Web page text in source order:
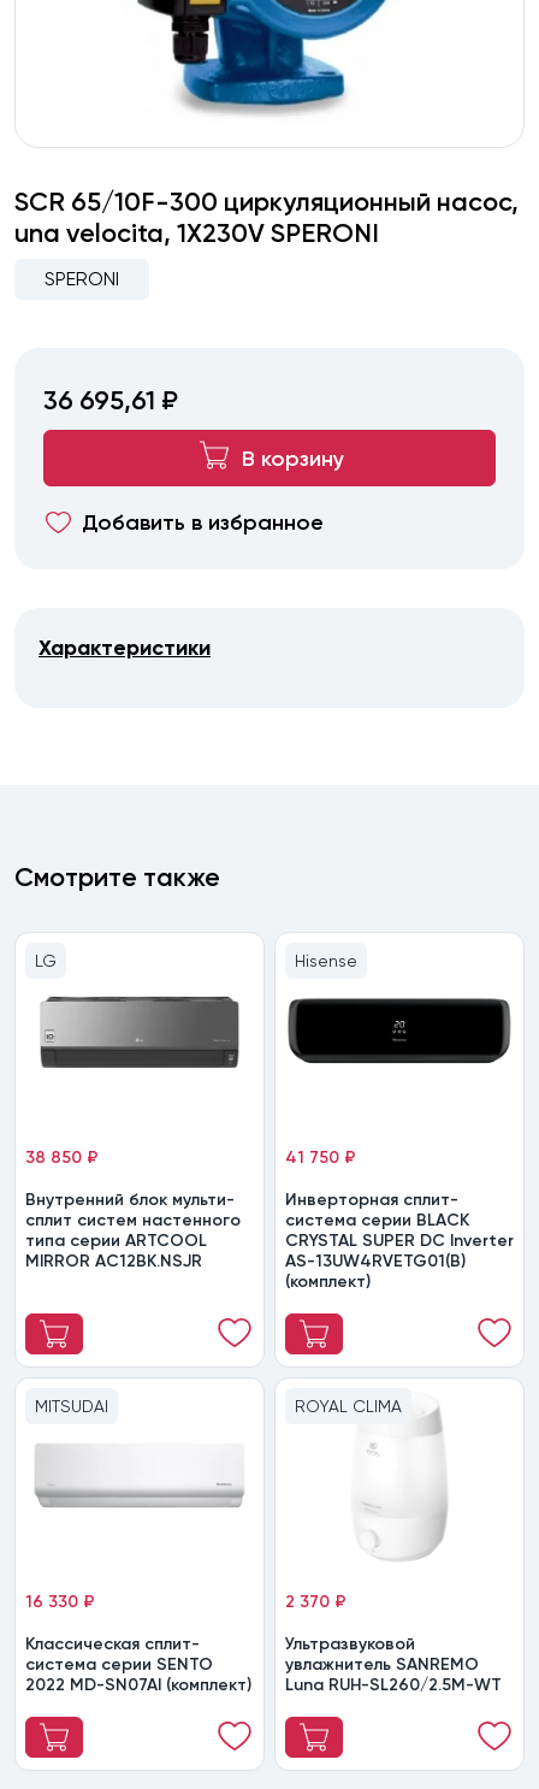
SCR 65/10F-300 циркуляционный насос,
una velocita, 1X230V SPERONI
SPERONI
36 695,61 ₽
В корзину
Добавить в избранное
Характеристики
Смотрите также
LG
Внутренний блок мульти-
сплит систем настенного
типа серии ARTCOOL
MIRROR AC12BK.NSJR
38 850 ₽
Hisense
Инверторная сплит-
система серии BLACK
CRYSTAL SUPER DC Inverter
AS-13UW4RVETG01(B)
(комплект)
41 750 ₽
MITSUDAI
Классическая сплит-
система серии SENTO
2022 MD-SN07AI (комплект)
16 330 ₽
ROYAL CLIMA
Ультразвуковой
увлажнитель SANREMO
Luna RUH-SL260/2.5M-WT
2 370 ₽